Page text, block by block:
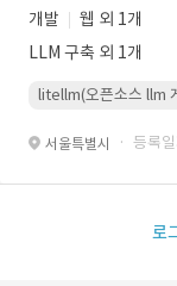
개발
웹 외 1개
LLM 구축 외 1개
litellm(오픈소스 llm
서울특별시 · 등록
로